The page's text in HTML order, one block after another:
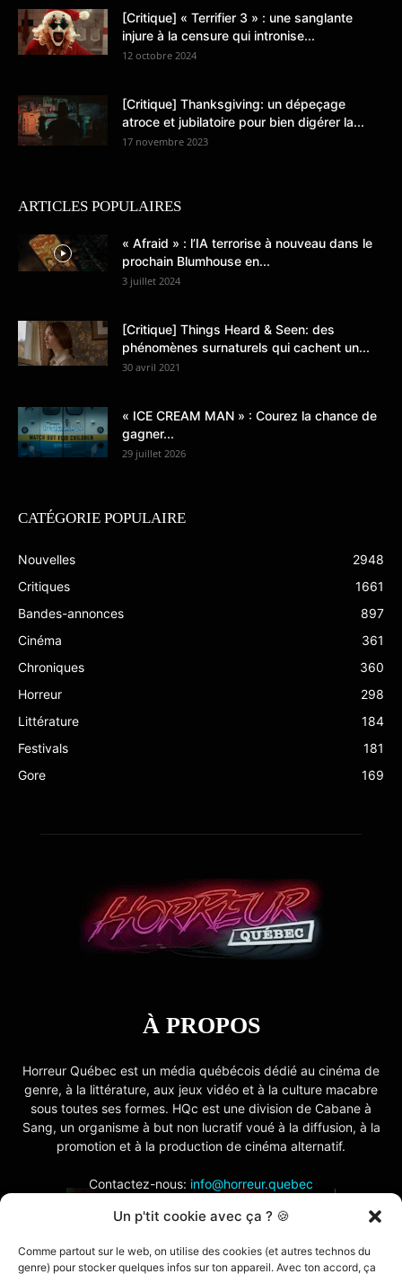
Un p'tit cookie avec ça ? 🍪
Comme partout sur le web, on utilise des cookies (et autres technos du
genre) pour stocker quelques infos sur ton appareil. Avec ton accord, ça
[Critique] « Terrifier 3 » : une sanglante
injure à la censure qui intronise...
12 octobre 2024
[Critique] Thanksgiving: un dépeçage
atroce et jubilatoire pour bien digérer la...
17 novembre 2023
ARTICLES POPULAIRES
« Afraid » : l’IA terrorise à nouveau dans le
prochain Blumhouse en...
3 juillet 2024
[Critique] Things Heard & Seen: des
phénomènes surnaturels qui cachent un...
30 avril 2021
« ICE CREAM MAN » : Courez la chance de
gagner...
29 juillet 2026
CATÉGORIE POPULAIRE
Nouvelles
2948
Critiques
1661
Bandes-annonces
897
Cinéma
361
Chroniques
360
Horreur
298
Littérature
184
Festivals
181
Gore
169
À PROPOS
Horreur Québec est un média québécois dédié au cinéma de
genre, à la littérature, aux jeux vidéo et à la culture macabre
sous toutes ses formes. HQc est une division de Cabane à
Sang, un organisme à but non lucratif voué à la diffusion, à la
promotion et à la production de cinéma alternatif.
Contactez-nous: info@horreur.quebec
SUIVEZ NOUS